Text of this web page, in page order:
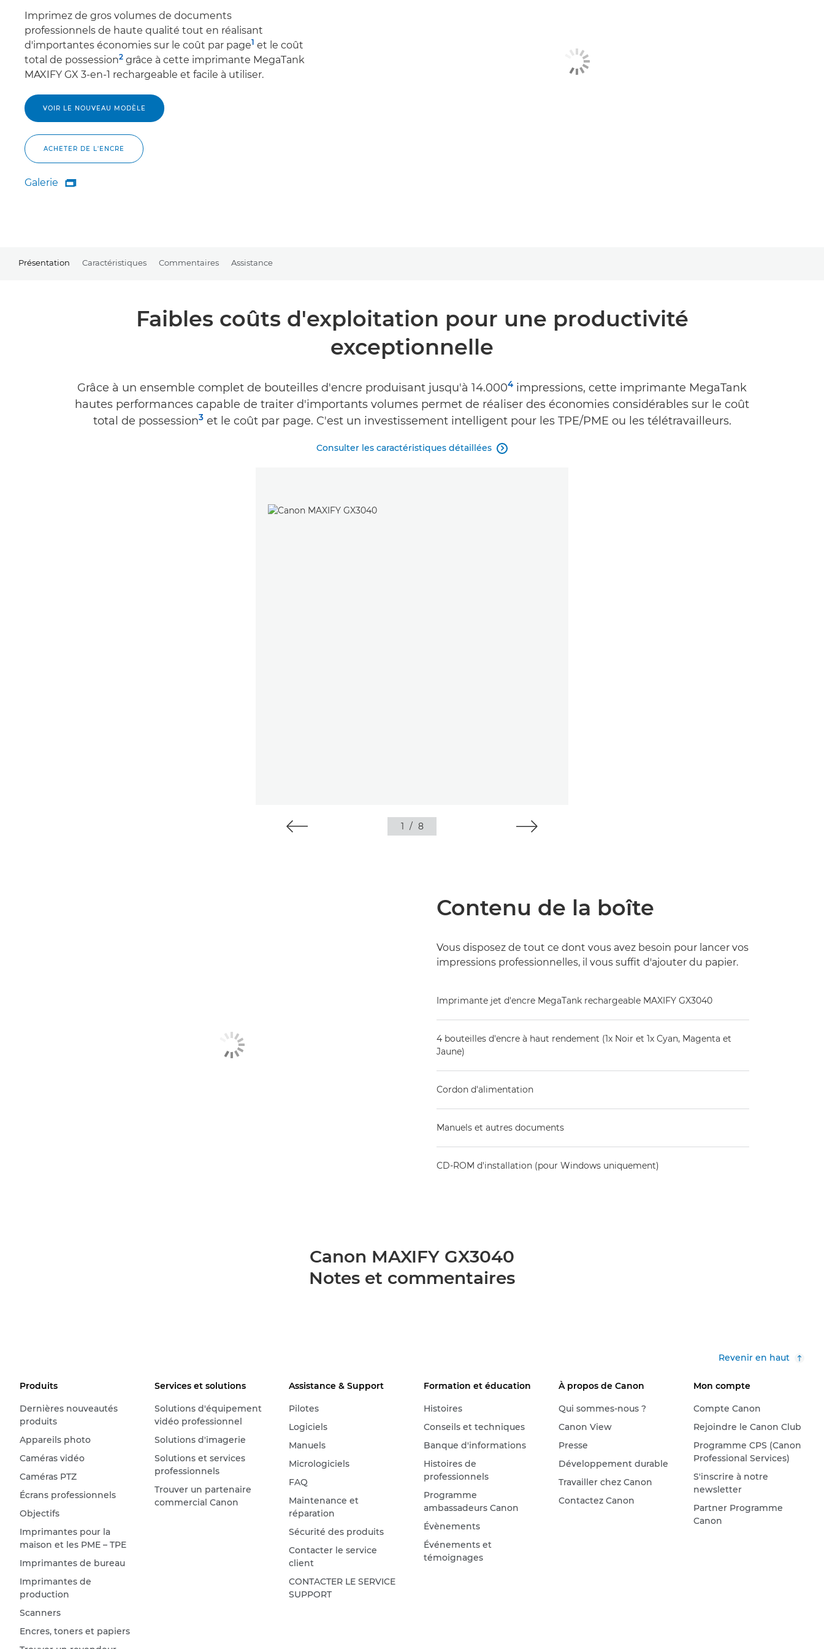
Imprimez de gros volumes de documents
professionnels de haute qualité tout en réalisant
d'importantes économies sur le coût par page1 et le coût
total de possession2 grâce à cette imprimante MegaTank
MAXIFY GX 3-en-1 rechargeable et facile à utiliser.
VOIR LE NOUVEAU MODÈLE
ACHETER DE L'ENCRE
Galerie
Galerie

Présentation Caractéristiques Commentaires Assistance
Faibles coûts d'exploitation pour une productivité
exceptionnelle
Grâce à un ensemble complet de bouteilles d'encre produisant jusqu'à 14.0004 impressions, cette imprimante MegaTank
hautes performances capable de traiter d'importants volumes permet de réaliser des économies considérables sur le coût
total de possession3et le coût par page. C'est un investissement intelligent pour les TPE/PME ou les télétravailleurs.
Consulter les caractéristiques détaillées 
1 / 8
Contenu de la boîte
Vous disposez de tout ce dont vous avez besoin pour lancer vos
impressions professionnelles, il vous suffit d'ajouter du papier.
Imprimante jet d'encre MegaTank rechargeable MAXIFY GX3040
4 bouteilles d'encre à haut rendement (1x Noir et 1x Cyan, Magenta et
Jaune)
Cordon d'alimentation
Manuels et autres documents
CD-ROM d'installation (pour Windows uniquement)
Canon MAXIFY GX3040
Notes et commentaires
Revenir en haut
Produits
Dernières nouveautés
produits
Appareils photo
Caméras vidéo
Caméras PTZ
Écrans professionnels
Objectifs
Imprimantes pour la
maison et les PME – TPE
Imprimantes de bureau
Imprimantes de
production
Scanners
Encres, toners et papiers
Services et solutions
Solutions d'équipement
vidéo professionnel
Solutions d'imagerie
Solutions et services
professionnels
Trouver un partenaire
commercial Canon
Assistance & Support
Pilotes
Logiciels
Manuels
Micrologiciels
FAQ
Maintenance et
réparation
Sécurité des produits
Contacter le service
client
CONTACTER LE SERVICE
SUPPORT
Formation et éducation
Histoires
Conseils et techniques
Banque d'informations
Histoires de
professionnels
Programme
ambassadeurs Canon
Évènements
Événements et
témoignages
À propos de Canon
Qui sommes-nous ?
Canon View
Presse
Développement durable
Travailler chez Canon
Contactez Canon
Mon compte
Compte Canon
Rejoindre le Canon Club
Programme CPS (Canon
Professional Services)
S'inscrire à notre
newsletter
Partner Programme
Canon